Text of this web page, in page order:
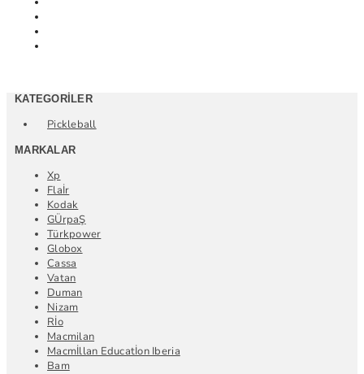
KATEGORILER
Pickleball
MARKALAR
Xp
Flaİr
Kodak
GÜrpaŞ
Türkpower
Globox
Cassa
Vatan
Duman
Nizam
Rİo
Macmilan
Macmİllan Educatİon Iberia
Bam